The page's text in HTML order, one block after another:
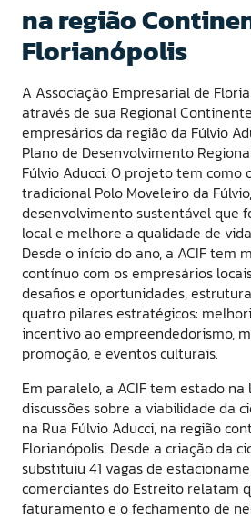
na região
Florianópolis
A Associação Empresarial de
através de sua Regional
empresários da região da Fúlvio
Plano de Desenvolvimento
Fúlvio Aducci. O projeto tem
tradicional Polo Moveleiro da
desenvolvimento sustentável que
local e melhore a qualidade de
Desde o início do ano, a ACIF tem
contínuo com os empresários
desafios e oportunidades,
quatro pilares estratégicos:
incentivo ao empreendedorismo,
promoção, e eventos culturais.
Em paralelo, a ACIF tem estado
discussões sobre a viabilidade da
na Rua Fúlvio Aducci, na região
Florianópolis. Desde a criação da
substituiu 41 vagas de
comerciantes do Estreito relatam
faturamento e o fechamento de